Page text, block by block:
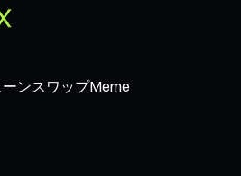
ンスワップMeme